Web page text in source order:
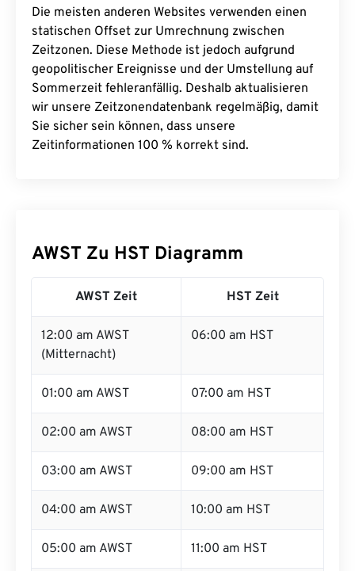
Die meisten anderen Websites verwenden einen
statischen Offset zur Umrechnung zwischen
Zeitzonen. Diese Methode ist jedoch aufgrund
geopolitischer Ereignisse und der Umstellung auf
Sommerzeit fehleranfällig. Deshalb aktualisieren
wir unsere Zeitzonendatenbank regelmäßig, damit
Sie sicher sein können, dass unsere
Zeitinformationen 100 % korrekt sind.
AWST Zu HST Diagramm
AWST Zeit HST Zeit
12:00 am AWST
(Mitternacht)
06:00 am HST
01:00 am AWST 07:00 am HST
02:00 am AWST 08:00 am HST
03:00 am AWST 09:00 am HST
04:00 am AWST 10:00 am HST
05:00 am AWST 11:00 am HST